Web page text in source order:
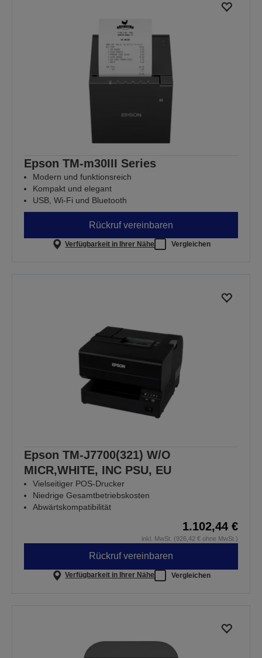
Epson TM-m30III Series
Modern und funktionsreich
Kompakt und elegant
USB, Wi-Fi und Bluetooth
Rückruf vereinbaren
Verfügbarkeit in Ihrer Nähe Vergleichen
Epson TM-J7700(321) W/O
MICR,WHITE, INC PSU, EU
Vielseitiger POS-Drucker
Niedrige Gesamtbetriebskosten
Abwärtskompatibilität
1.102,44 €
inkl. MwSt. (926,42 € ohne MwSt.)
Rückruf vereinbaren
Verfügbarkeit in Ihrer Nähe Vergleichen